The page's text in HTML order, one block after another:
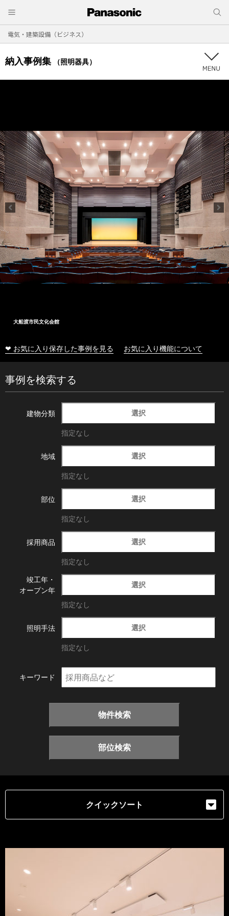
電気・建築設備（ビジネス）
納入事例集 （照明器具）
大船渡市民文化会館
❤ お気に入り保存した事例を見る お気に入り機能について
事例を検索する
建物分類 選択
指定なし
地域 選択
指定なし
部位 選択
指定なし
採用商品 選択
指定なし
竣工年・
オープン年
選択
指定なし
照明手法 選択
指定なし
キーワード
物件検索
部位検索
クイックソート